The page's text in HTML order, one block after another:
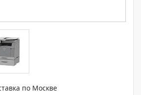
по Москве